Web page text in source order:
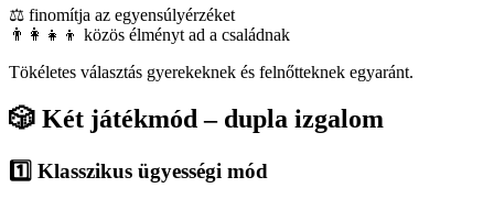
⚖️ finomítja az egyensúlyérzéket
👨‍👩‍👧‍👦 közös élményt ad a családnak
Tökéletes választás gyerekeknek és felnőtteknek egyaránt.
🎲 Két játékmód – dupla izgalom
1️⃣ Klasszikus ügyességi mód